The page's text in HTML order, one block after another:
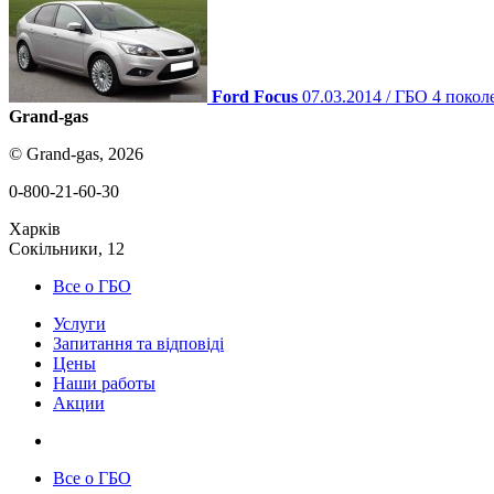
Ford Focus 07.03.2014 / ГБО 4
Grand-gas
© Grand-gas, 2026
0-800-21-60-30
Харків
Сокільники, 12
Все о ГБО
Услуги
Запитання та відповіді
Цены
Наши работы
Акции
Все о ГБО